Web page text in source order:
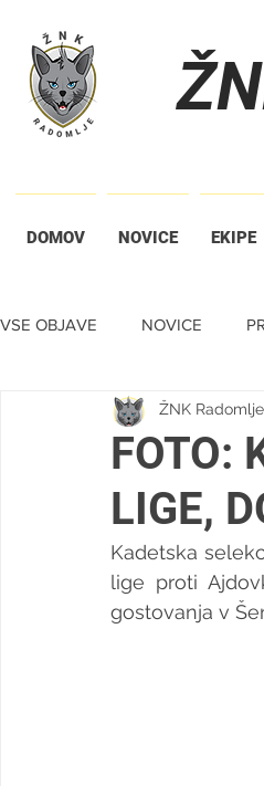
DOMOV NOVICE EKIPE
VSE OBJAVE NOVICE
TIHA DRAŽBA
FOTO:
LIGE,
ŽNK Radomlje
Kadetska
lige proti
gostovanja v